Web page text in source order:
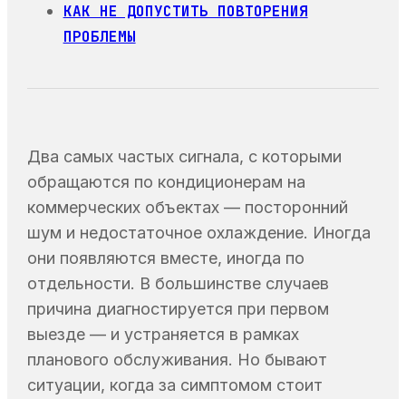
КАК НЕ ДОПУСТИТЬ ПОВТОРЕНИЯ
ПРОБЛЕМЫ
Два самых частых сигнала, с которыми
обращаются по кондиционерам на
коммерческих объектах — посторонний
шум и недостаточное охлаждение. Иногда
они появляются вместе, иногда по
отдельности. В большинстве случаев
причина диагностируется при первом
выезде — и устраняется в рамках
планового обслуживания. Но бывают
ситуации, когда за симптомом стоит